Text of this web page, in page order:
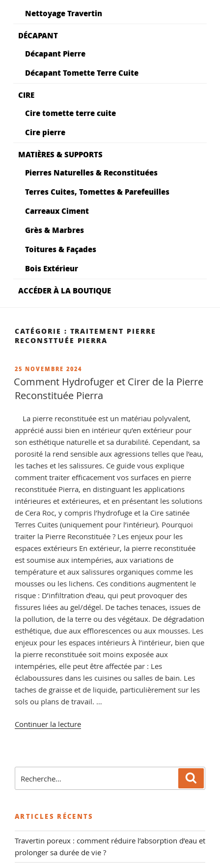
Nettoyage Travertin
DÉCAPANT
Décapant Pierre
Décapant Tomette Terre Cuite
CIRE
Cire tomette terre cuite
Cire pierre
MATIÈRES & SUPPORTS
Pierres Naturelles & Reconstituées
Terres Cuites, Tomettes & Parefeuilles
Carreaux Ciment
Grès & Marbres
Toitures & Façades
Bois Extérieur
ACCÉDER À LA BOUTIQUE
CATÉGORIE : TRAITEMENT PIERRE
RECONSTTUÉE PIERRA
PUBLIÉ
LE
25 NOVEMBRE 2024
Comment Hydrofuger et Cirer de la Pierre
Reconstituée Pierra
La pierre reconstituée est un matériau polyvalent,
apprécié aussi bien en intérieur qu’en extérieur pour
son esthétique naturelle et sa durabilité. Cependant, sa
porosité la rend sensible aux agressions telles que l’eau,
les taches et les salissures. Ce guide vous explique
comment traiter efficacement vos surfaces en pierre
reconstituée Pierra, en distinguant les applications
intérieures et extérieures, et en présentant les solutions
de Cera Roc, y compris l’hydrofuge et la Cire satinée
Terres Cuites (uniquement pour l’intérieur). Pourquoi
traiter la Pierre Reconstituée ? Les enjeux pour les
espaces extérieurs En extérieur, la pierre reconstituée
est soumise aux intempéries, aux variations de
température et aux salissures organiques comme les
mousses ou les lichens. Ces conditions augmentent le
risque : D’infiltration d’eau, qui peut provoquer des
fissures liées au gel/dégel. De taches tenaces, issues de
la pollution, de la terre ou des végétaux. De dégradation
esthétique, due aux efflorescences ou aux mousses. Les
enjeux pour les espaces intérieurs À l’intérieur, bien que
la pierre reconstituée soit moins exposée aux
intempéries, elle peut être affectée par : Les
éclaboussures dans les cuisines ou salles de bain. Les
taches de graisse et de liquide, particulièrement sur les
sols ou plans de travail. …
Continuer la lecturede
Reconstituée
Pierra »
pour
ARTICLES RÉCENTS
Travertin poreux : comment réduire l’absorption d’eau et
prolonger sa durée de vie ?